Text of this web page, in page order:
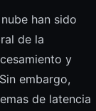
han sido
de la
y
embargo,
de latencia